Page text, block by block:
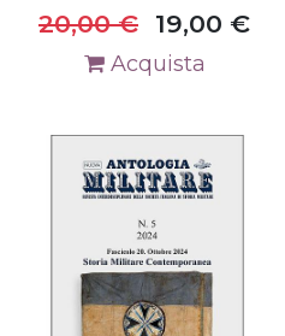
20,00€ 19,00 €
Acquista